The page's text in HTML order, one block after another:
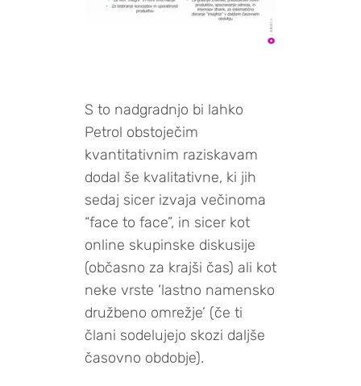
S to nadgradnjo bi lahko
Petrol obstoječim
kvantitativnim raziskavam
dodal še kvalitativne, ki jih
sedaj sicer izvaja večinoma
“face to face”, in sicer kot
online skupinske diskusije
(občasno za krajši čas) ali kot
neke vrste ‘lastno namensko
družbeno omrežje’ (če ti
člani sodelujejo skozi daljše
časovno obdobje).